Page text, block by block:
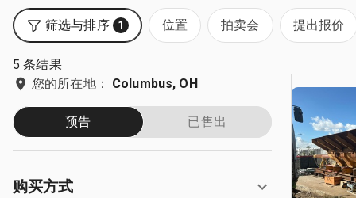
筛选与排序 1 位置 拍卖会 提出报价
5 条结果
您的所在地：
Columbus, OH
预告 已售出
购买方式